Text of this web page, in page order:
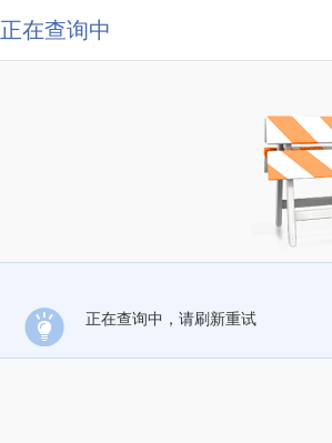
正在查询中
正在查询中，请刷新重试